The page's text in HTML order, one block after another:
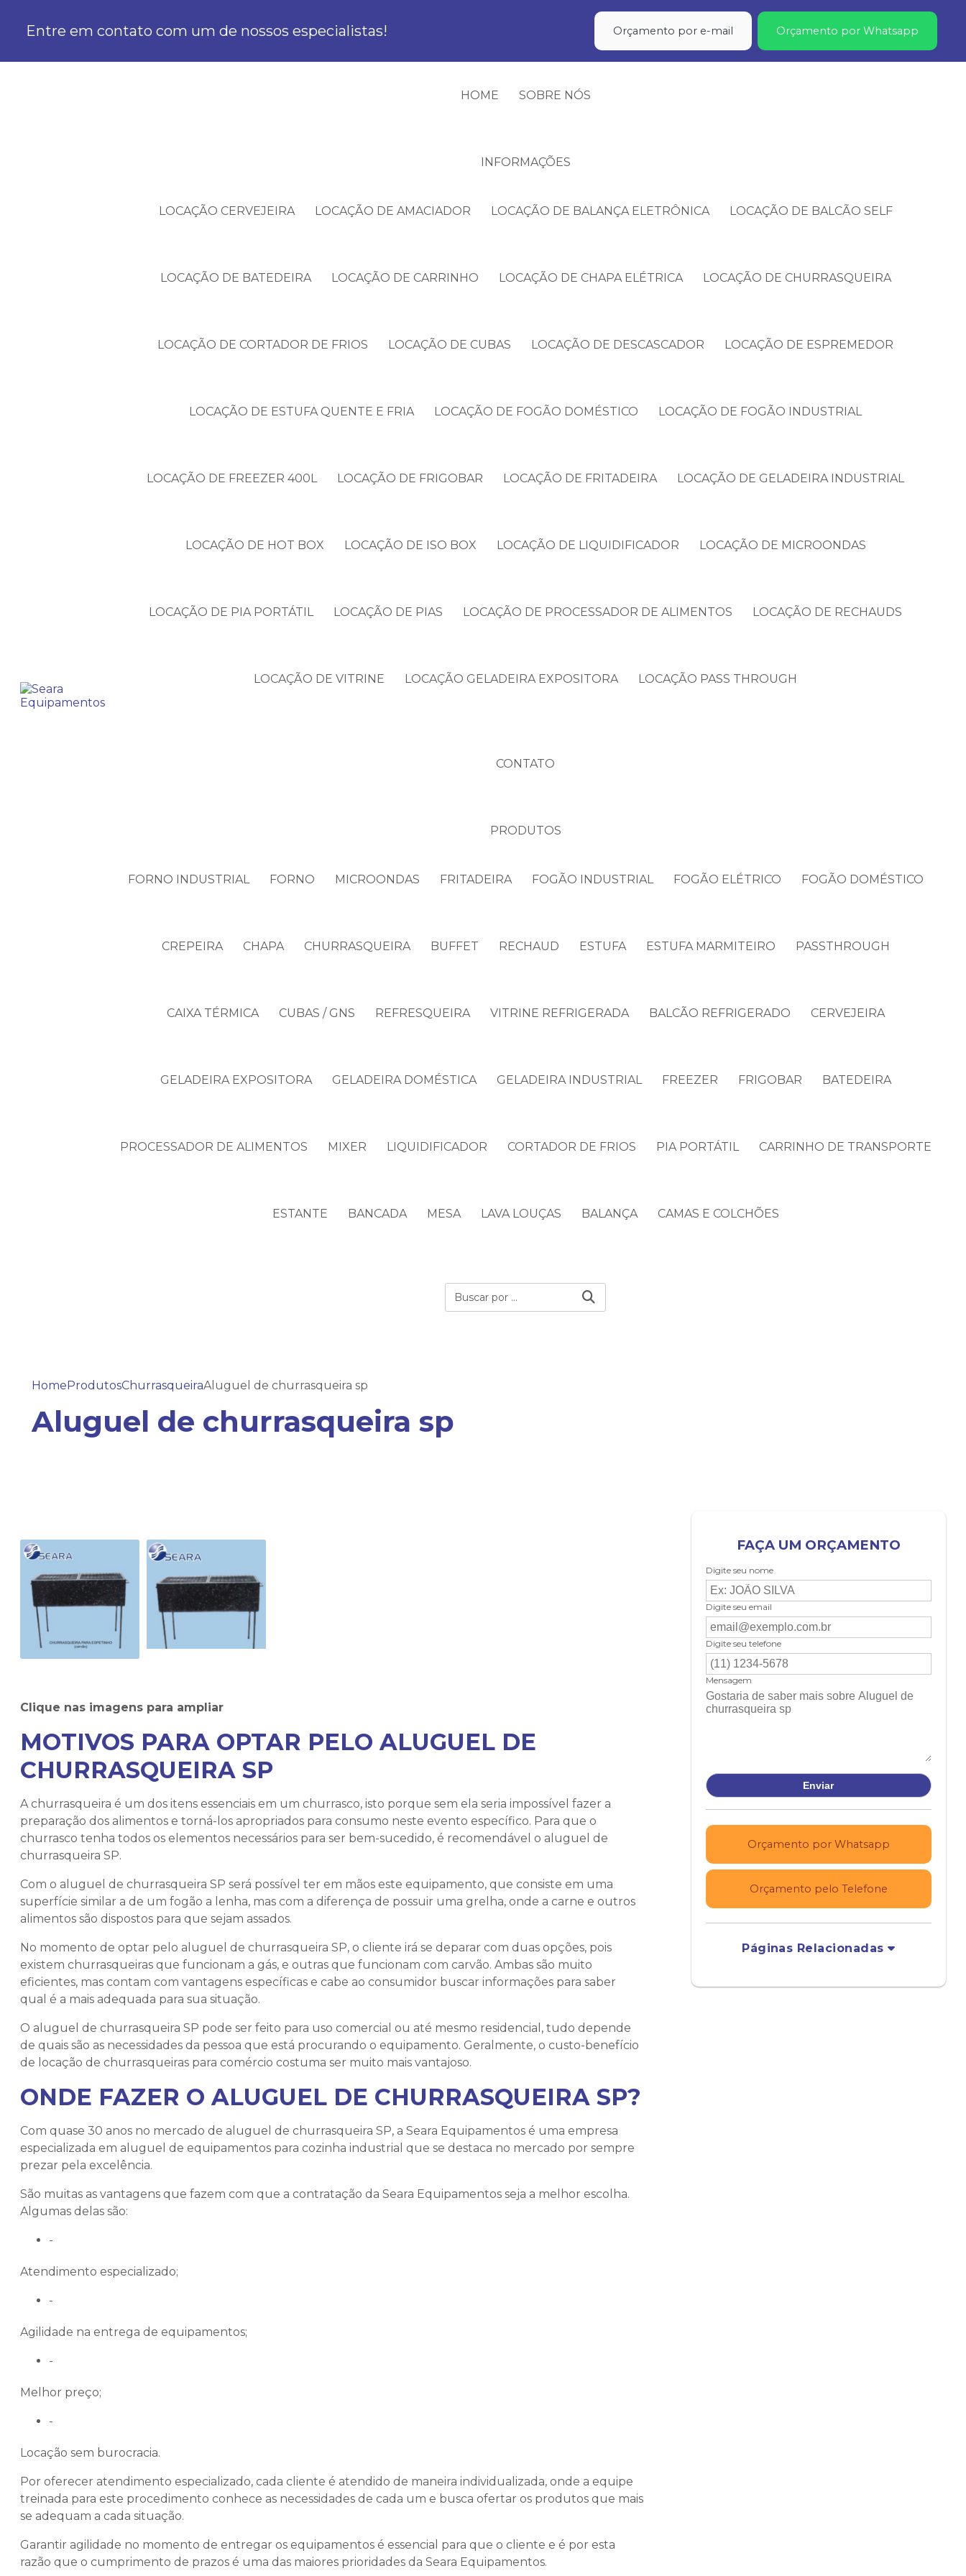
Entre em contato com um de nossos especialistas! Orçamento por e-mail Orçamento por Whatsapp
HOME SOBRE NÓS
INFORMAÇÕES
LOCAÇÃO CERVEJEIRA LOCAÇÃO DE AMACIADOR LOCAÇÃO DE BALANÇA ELETRÔNICA LOCAÇÃO DE BALCÃO SELF
LOCAÇÃO DE BATEDEIRA LOCAÇÃO DE CARRINHO LOCAÇÃO DE CHAPA ELÉTRICA LOCAÇÃO DE CHURRASQUEIRA
LOCAÇÃO DE CORTADOR DE FRIOS LOCAÇÃO DE CUBAS LOCAÇÃO DE DESCASCADOR LOCAÇÃO DE ESPREMEDOR
LOCAÇÃO DE ESTUFA QUENTE E FRIA LOCAÇÃO DE FOGÃO DOMÉSTICO LOCAÇÃO DE FOGÃO INDUSTRIAL
LOCAÇÃO DE FREEZER 400L LOCAÇÃO DE FRIGOBAR LOCAÇÃO DE FRITADEIRA LOCAÇÃO DE GELADEIRA INDUSTRIAL
LOCAÇÃO DE HOT BOX LOCAÇÃO DE ISO BOX LOCAÇÃO DE LIQUIDIFICADOR LOCAÇÃO DE MICROONDAS
LOCAÇÃO DE PIA PORTÁTIL LOCAÇÃO DE PIAS LOCAÇÃO DE PROCESSADOR DE ALIMENTOS LOCAÇÃO DE RECHAUDS
LOCAÇÃO DE VITRINE LOCAÇÃO GELADEIRA EXPOSITORA LOCAÇÃO PASS THROUGH
CONTATO
PRODUTOS
FORNO INDUSTRIAL FORNO MICROONDAS FRITADEIRA FOGÃO INDUSTRIAL FOGÃO ELÉTRICO FOGÃO DOMÉSTICO
CREPEIRA CHAPA CHURRASQUEIRA BUFFET RECHAUD ESTUFA ESTUFA MARMITEIRO PASSTHROUGH
CAIXA TÉRMICA CUBAS / GNS REFRESQUEIRA VITRINE REFRIGERADA BALCÃO REFRIGERADO CERVEJEIRA
GELADEIRA EXPOSITORA GELADEIRA DOMÉSTICA GELADEIRA INDUSTRIAL FREEZER FRIGOBAR BATEDEIRA
PROCESSADOR DE ALIMENTOS MIXER LIQUIDIFICADOR CORTADOR DE FRIOS PIA PORTÁTIL CARRINHO DE TRANSPORTE
ESTANTE BANCADA MESA LAVA LOUÇAS BALANÇA CAMAS E COLCHÕES
HomeProdutosChurrasqueiraAluguel de churrasqueira sp
Aluguel de churrasqueira sp
Clique nas imagens para ampliar
MOTIVOS PARA OPTAR PELO ALUGUEL DE
CHURRASQUEIRA SP
A churrasqueira é um dos itens essenciais em um churrasco, isto porque sem ela seria impossível fazer a
preparação dos alimentos e torná-los apropriados para consumo neste evento específico. Para que o
churrasco tenha todos os elementos necessários para ser bem-sucedido, é recomendável o aluguel de
churrasqueira SP.
Com o aluguel de churrasqueira SP será possível ter em mãos este equipamento, que consiste em uma
superfície similar a de um fogão a lenha, mas com a diferença de possuir uma grelha, onde a carne e outros
alimentos são dispostos para que sejam assados.
No momento de optar pelo aluguel de churrasqueira SP, o cliente irá se deparar com duas opções, pois
existem churrasqueiras que funcionam a gás, e outras que funcionam com carvão. Ambas são muito
eficientes, mas contam com vantagens específicas e cabe ao consumidor buscar informações para saber
qual é a mais adequada para sua situação.
O aluguel de churrasqueira SP pode ser feito para uso comercial ou até mesmo residencial, tudo depende
de quais são as necessidades da pessoa que está procurando o equipamento. Geralmente, o custo-benefício
de locação de churrasqueiras para comércio costuma ser muito mais vantajoso.
ONDE FAZER O ALUGUEL DE CHURRASQUEIRA SP?
Com quase 30 anos no mercado de aluguel de churrasqueira SP, a Seara Equipamentos é uma empresa
especializada em aluguel de equipamentos para cozinha industrial que se destaca no mercado por sempre
prezar pela excelência.
São muitas as vantagens que fazem com que a contratação da Seara Equipamentos seja a melhor escolha.
Algumas delas são:
-
Atendimento especializado;
-
Agilidade na entrega de equipamentos;
-
Melhor preço;
-
Locação sem burocracia.
Por oferecer atendimento especializado, cada cliente é atendido de maneira individualizada, onde a equipe
treinada para este procedimento conhece as necessidades de cada um e busca ofertar os produtos que mais
se adequam a cada situação.
Garantir agilidade no momento de entregar os equipamentos é essencial para que o cliente e é por esta
razão que o cumprimento de prazos é uma das maiores prioridades da Seara Equipamentos.
FAÇA UM ORÇAMENTO
Digite seu nome
Digite seu email
Digite seu telefone
Mensagem
Orçamento por Whatsapp
Orçamento pelo Telefone
Páginas Relacionadas